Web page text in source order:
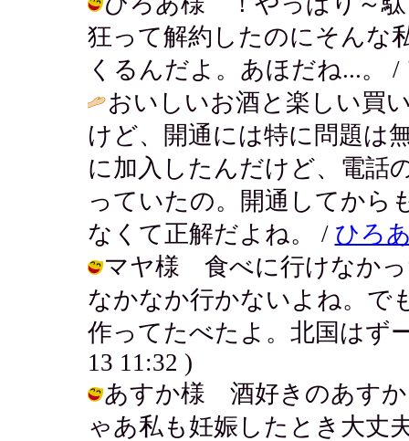
狂って解約したのにそんな
くるんだよ。あほだね...。 /
おいしいお酒と楽しい買
けど、開通には特に問題は
に加入したんだけど、電話
っていたの。開通してから
なくて正解だよね。 / ひろ
マヤ様 食べに行けなかっ
なかなか行かないよね。で
作ってたべたよ。北国はず
13 11:32 )
あすか様 酒好きのあす
ゃあ私も妊娠したとき大丈